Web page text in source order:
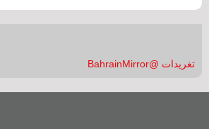
تغريدات @BahrainMirror